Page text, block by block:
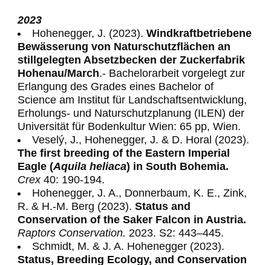
2023
Hohenegger, J. (2023). Windkraftbetriebene
Bewässerung von Naturschutzflächen an
stillgelegten Absetzbecken der Zuckerfabrik
Hohenau/March.- Bachelorarbeit vorgelegt zur
Erlangung des Grades eines Bachelor of
Science am Institut für Landschaftsentwicklung,
Erholungs- und Naturschutzplanung (ILEN) der
Universität für Bodenkultur Wien: 65 pp, Wien.
Veselý, J., Hohenegger, J. & D. Horal (2023).
The first breeding of the Eastern Imperial
Eagle (Aquila heliaca) in South Bohemia.
Crex40: 190-194.
Hohenegger, J. A., Donnerbaum, K. E., Zink,
R. & H.-M. Berg (2023). Status and
Conservation of the Saker Falcon in Austria.
Raptors Conservation. 2023. S2: 443–445.
Schmidt, M. & J. A. Hohenegger (2023).
Status, Breeding Ecology, and Conservation